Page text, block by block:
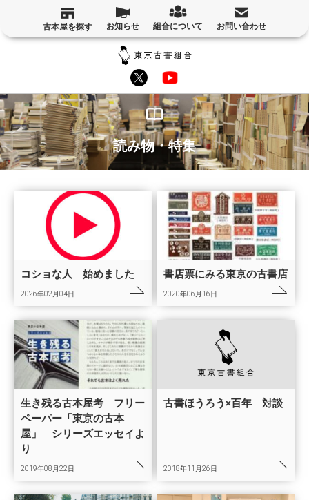
古本屋を探す お知らせ 組合について お問い合わせ
読み物・特集
コショな人 始めました
2026年02月04日
書店票にみる東京の古書店
2020年06月16日
生き残る古本屋考 フリー
ペーパー「東京の古本
屋」 シリーズエッセイよ
り
2019年08月22日
古書ほうろう×百年 対談
2018年11月26日